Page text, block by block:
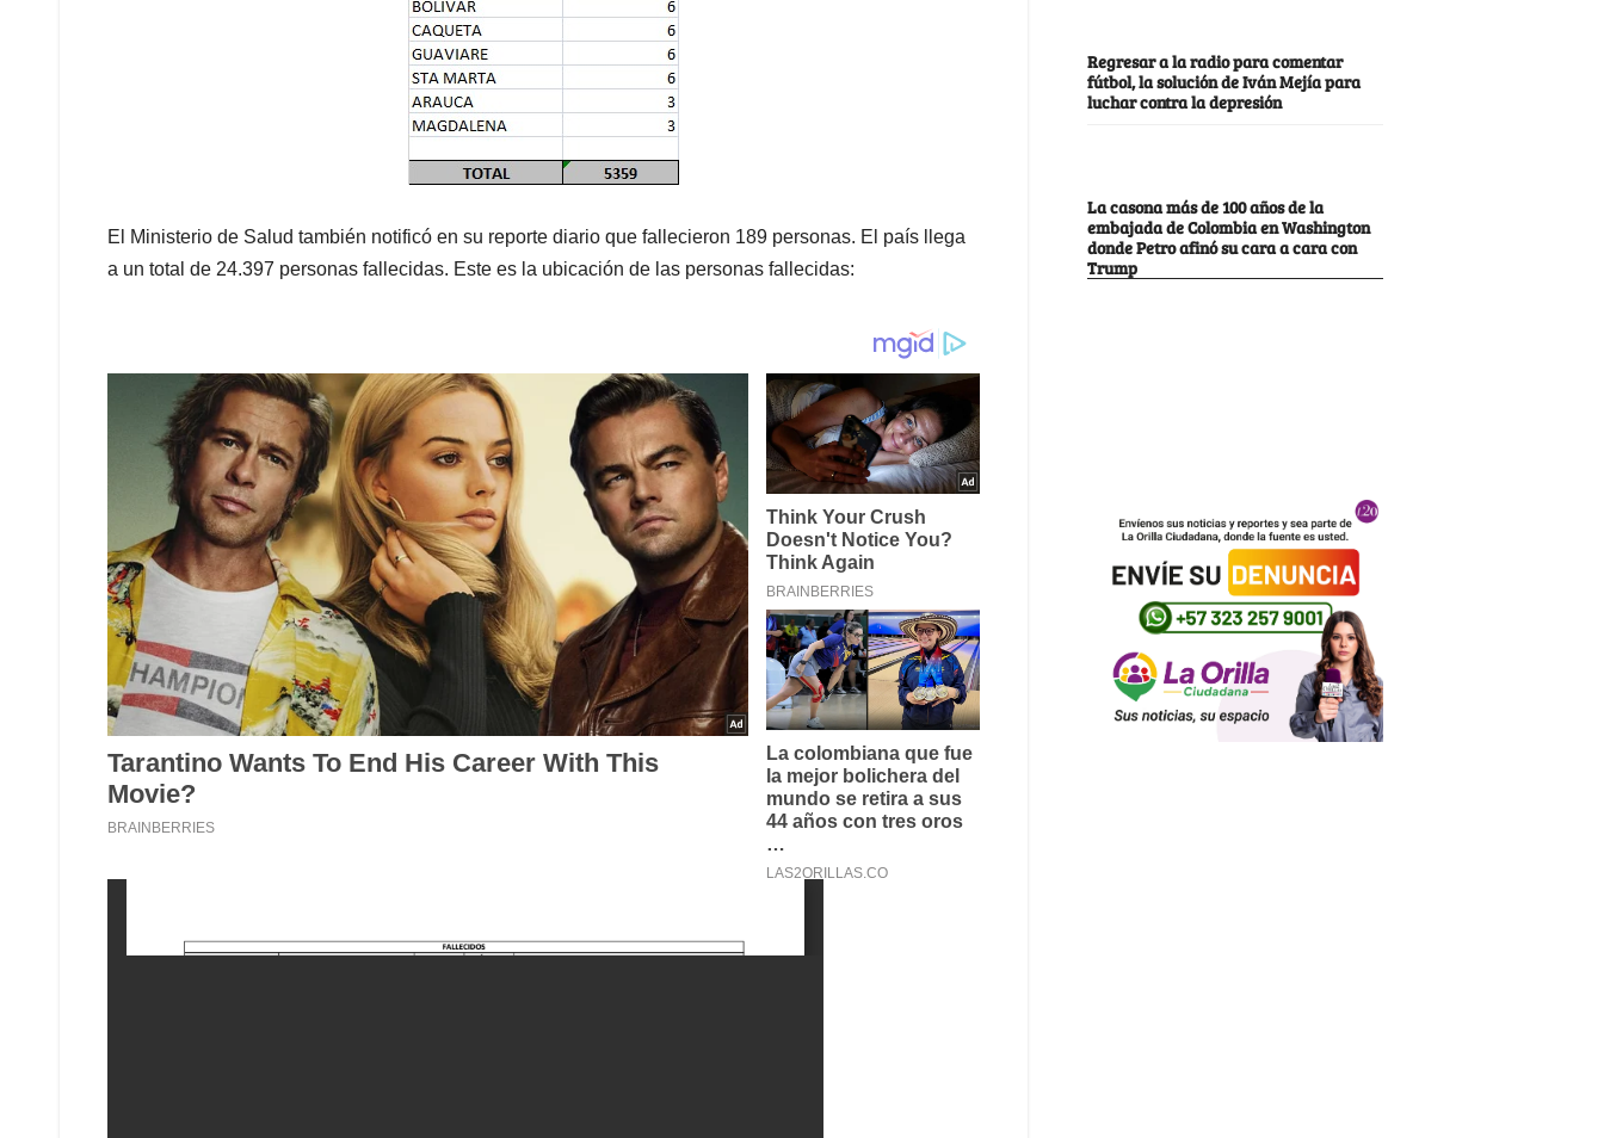
El Ministerio de Salud también notificó en su reporte diario que fallecieron 189 personas. El país llega
a un total de 24.397 personas fallecidas. Este es la ubicación de las personas fallecidas:
Regresar a la radio para comentar
fútbol, la solución de Iván Mejía para
luchar contra la depresión
La casona más de 100 años de la
embajada de Colombia en Washington
donde Petro afinó su cara a cara con
Trump